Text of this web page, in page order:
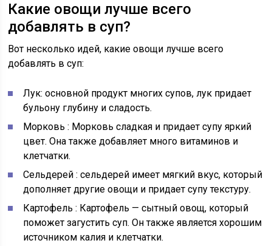
Какие овощи лучше всего
добавлять в суп?
Вот несколько идей, какие овощи лучше всего
добавлять в суп:
Лук: основной продукт многих супов, лук придает
бульону глубину и сладость.
Морковь : Морковь сладкая и придает супу яркий
цвет. Она также добавляет много витаминов и
клетчатки.
Сельдерей : сельдерей имеет мягкий вкус, который
дополняет другие овощи и придает супу текстуру.
Картофель : Картофель — сытный овощ, который
поможет загустить суп. Он также является хорошим
источником калия и клетчатки.